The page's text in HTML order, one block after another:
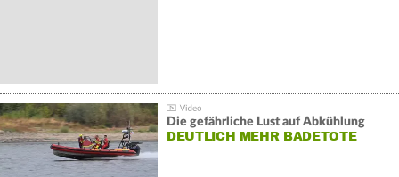
Die gefährliche Lust auf Abkühlung
DEUTLICH MEHR BADETOTE